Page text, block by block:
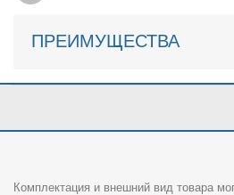
ПРЕИМУЩЕСТВА
Комплектация и внешний вид товара